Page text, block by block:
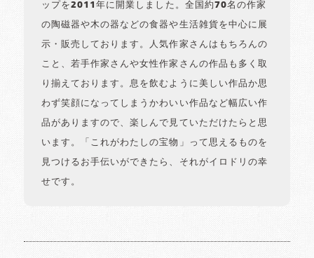
ップを2011年に開業しました。全国約70名の作家
の陶磁器や木の器などの食器や生活雑貨を中心に展
示・販売しております。人気作家さんはもちろんの
こと、若手作家さんや女性作家さんの作品も多く取
り揃えております。息を飲むように美しい作品か思
わず笑顔になってしまうかわいい作品など幅広い作
品がありますので、楽しんで見ていただけたらと思
います。「これがわたしの宝物」って思えるものを
見つけるお手伝いができたら、それがイロドリの幸
せです。